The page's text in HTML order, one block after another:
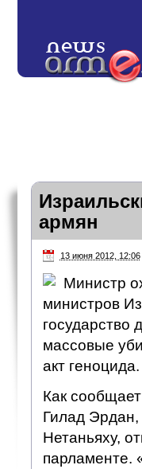
армян
13 июня 2012, 12:06
Министр
министров
государство
массовые
акт геноцида.
Как
Гилад
Нетаньяху,
парламенте.